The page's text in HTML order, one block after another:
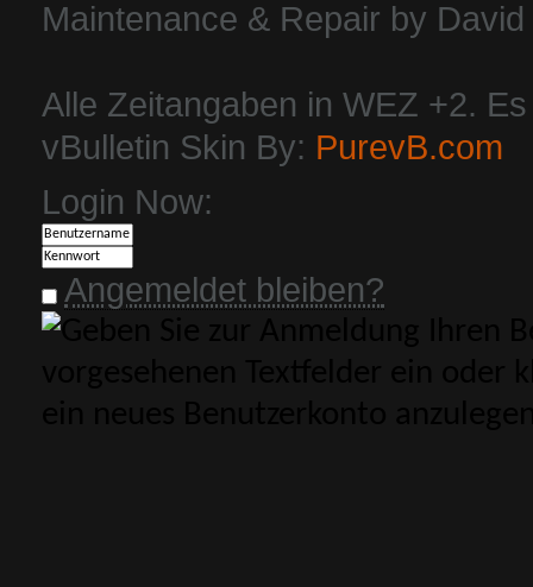
Maintenance & Repair by
Alle Zeitangaben in WEZ +2.
vBulletin Skin By: PurevB.com
Login Now:
Angemeldet bleiben?